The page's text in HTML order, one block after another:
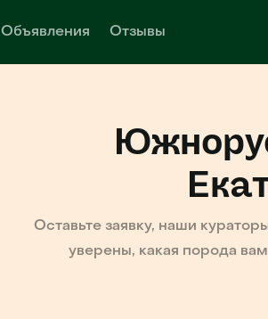
Объявления Отзывы
Оставьте заявку, наши
уверены, какая порода